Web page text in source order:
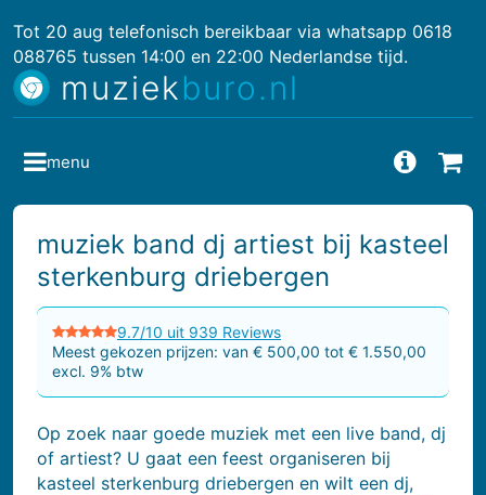
Tot 20 aug telefonisch bereikbaar via whatsapp 0618
088765 tussen 14:00 en 22:00 Nederlandse tijd.
muziekburo.nl
muziek band dj artiest bij kasteel
sterkenburg driebergen
9.7/10 uit 939 Reviews
Meest gekozen prijzen: van € 500,00 tot € 1.550,00
excl. 9% btw
Op zoek naar goede muziek met een live band, dj
of artiest? U gaat een feest organiseren bij
kasteel sterkenburg driebergen en wilt een dj,
menu